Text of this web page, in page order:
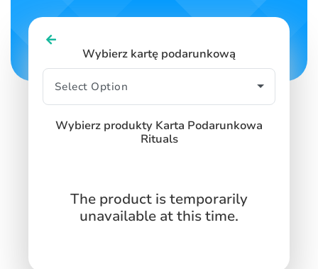
Wybierz kartę podarunkową
Wybierz produkty Karta Podarunkowa
Rituals
The product is temporarily
unavailable at this time.